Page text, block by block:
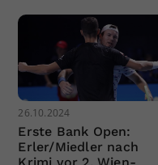
26.10.2024
Erste Bank Open:
Erler/Miedler nach